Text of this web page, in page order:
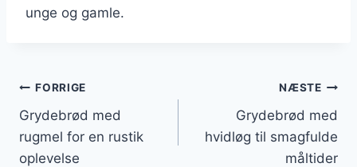
unge og gamle.
Indlægsnavigation
FORRIGE
Grydebrød med
rugmel for en rustik
oplevelse
NÆSTE
Grydebrød med
hvidløg til smagfulde
måltider